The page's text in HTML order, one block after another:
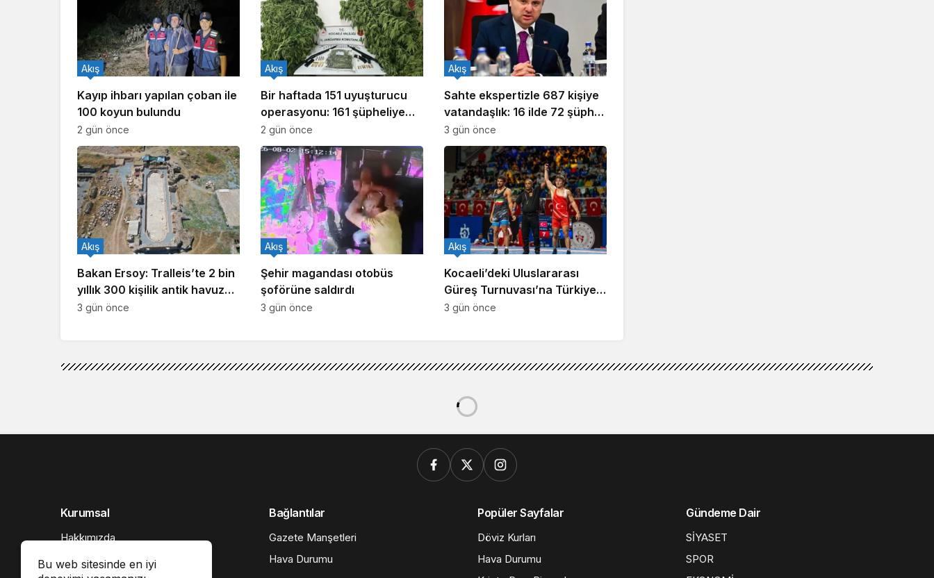
Kayıp ihbarı yapılan çoban ile
100 koyun bulundu
Akış
2 gün önce
Bir haftada 151 uyuşturucu
operasyonu: 161 şüpheliye
işlem yapıldı!
Akış
2 gün önce
Sahte ekspertizle 687 kişiye
vatandaşlık: 16 ilde 72 şüpheli
yakalandı
Akış
3 gün önce
Bakan Ersoy: Tralleis’te 2 bin
yıllık 300 kişilik antik havuz
gün yüzüne çıkarıldı
Akış
3 gün önce
Şehir magandası otobüs
şoförüne saldırdı
Akış
3 gün önce
Kocaeli’deki Uluslararası
Güreş Turnuvası’na Türkiye
damgası
Akış
3 gün önce
Ağaca çarpan minibüs devrildi: 1’i ağır 3 yaralı
Bu web sitesinde en iyi